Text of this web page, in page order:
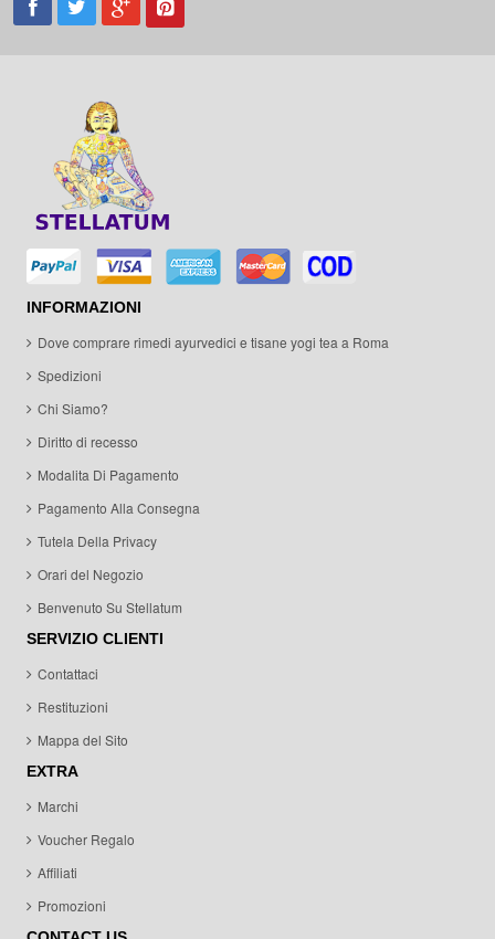
INFORMAZIONI
Dove comprare rimedi ayurvedici e tisane yogi tea a Roma
Spedizioni
Chi Siamo?
Diritto di recesso
Modalita Di Pagamento
Pagamento Alla Consegna
Tutela Della Privacy
Orari del Negozio
Benvenuto Su Stellatum
SERVIZIO CLIENTI
Contattaci
Restituzioni
Mappa del Sito
EXTRA
Marchi
Voucher Regalo
Affiliati
Promozioni